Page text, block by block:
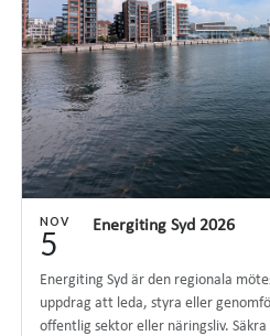
NOV
5 Energiting Syd 2026
Energiting Syd är den regionala
uppdrag att leda, styra eller
offentlig sektor eller näringsliv.